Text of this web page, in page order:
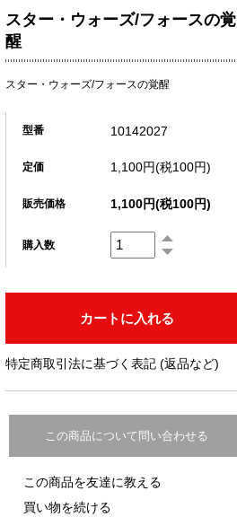
スター・ウォーズ/フォースの覚
醒
スター・ウォーズ/フォースの覚醒
型番 10142027
定価 1,100円(税100円)
販売価格 1,100円(税100円)
購入数
特定商取引法に基づく表記 (返品など)
この商品について問い合わせる
この商品を友達に教える
買い物を続ける